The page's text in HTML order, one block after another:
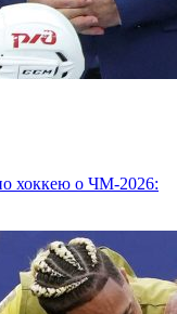
хоккею о ЧМ-2026: